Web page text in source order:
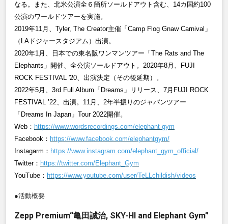
なる。また、北米公演全６箇所ソールドアウト含む、 14カ国約100
公演のワールドツアーを実施。
2019年11月、 Tyler, The Creator主催「 Camp Flog Gnaw Carnival 」
（ LAドジャースタジアム）出演。
2020年1月、日本での東名阪ワンマンツアー「 The Rats and The
Elephants 」開催、全公演ソールドアウト。 2020年8月、
FUJI
ROCK FESTIVAL '20、出演決定（その後延期）。
2022年5月、 3rd Full Album 「 Dreams 」リリース、 7月 FUJI ROCK
FESTIVAL ’22、出演。 11月、 2年半振りのジャパンツアー
「Dreams In Japan」Tour 2022開催。
Web ： https://www.wordsrecordings.com/elephant-gym
Facebook ： https://www.facebook.com/elephantgym/
Instagarm ： https://www.instagram.com/elephant_gym_official/
Twitter： https://twitter.com/Elephant_Gym
YouTube ： https://www.youtube.com/user/TeLLchildish/videos
●活動概要
Zepp Premium“亀田誠治, SKY-HI and Elephant Gym”